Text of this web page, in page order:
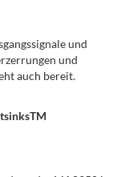
und
und
auch bereit.